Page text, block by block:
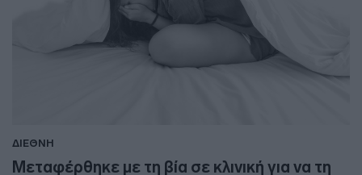
ΔΙΕΘΝΗ
Μεταφέρθηκε με τη βία σε κλινική για να τη